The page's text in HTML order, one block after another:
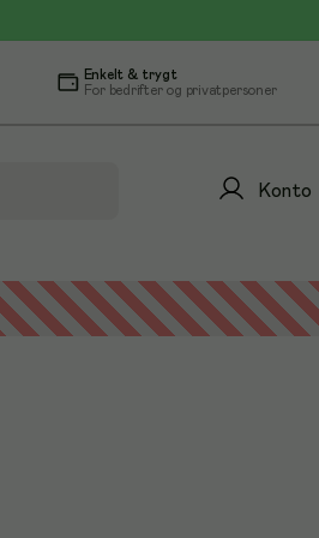
Enkelt & trygt
For bedrifter og privatpersoner
Konto